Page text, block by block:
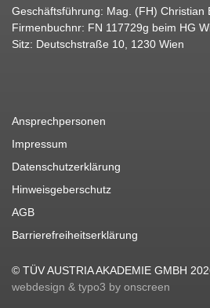
Geschäftsführung: Mag. (FH) Christian
Firmenbuchnr: FN 117729g beim HG
Sitz: Deutschstraße 10, 1230 Wien
Ansprechpersonen
Impressum
Datenschutzerklärung
Hinweisgeberschutz
AGB
Barrierefreiheitserklärung
© TÜV AUSTRIA AKADEMIE GMBH
webdesign & typo3 by onscreen